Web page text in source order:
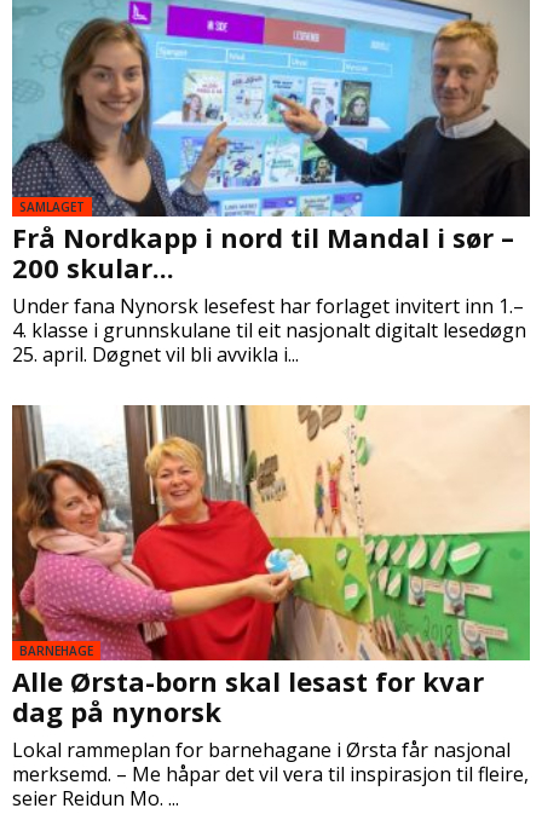
SAMLAGET
Frå Nordkapp i nord til Mandal i sør –
200 skular...
Under fana Nynorsk lesefest har forlaget invitert inn 1.–
4. klasse i grunnskulane til eit nasjonalt digitalt lesedøgn
25. april. Døgnet vil bli avvikla i...
BARNEHAGE
Alle Ørsta-born skal lesast for kvar
dag på nynorsk
Lokal rammeplan for barnehagane i Ørsta får nasjonal
merksemd. – Me håpar det vil vera til inspirasjon til fleire,
seier Reidun Mo. ...